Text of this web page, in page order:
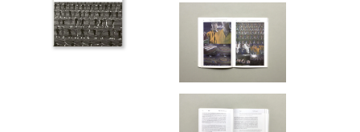
nad 2500 Kč, Osobní odběr v Praze i v Brně